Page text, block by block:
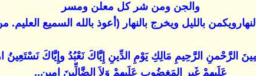
والجن ومن شر كل معلن ومسر
بالليل ويخرج بالنهار (أعوذ بالله السميع
الرَّحْمنِ الرَّحِيمِ مَالِكِ يَوْمِ الدِّينِ إِيَّاكَ نَعْبُدُ وإِيَّاكَ
عَلَيهِمْ غَيرِ المَغضُوبِ عَلَيهِمْ وَلاَ الضَّالِّينَ امين..